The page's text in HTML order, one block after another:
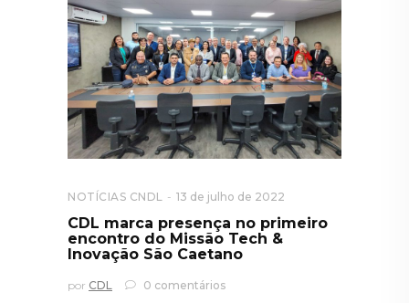
NOTÍCIAS CNDL 13 de julho de 2022
CDL marca presença no primeiro
encontro do Missão Tech &
Inovação São Caetano
por CDL 0 comentários